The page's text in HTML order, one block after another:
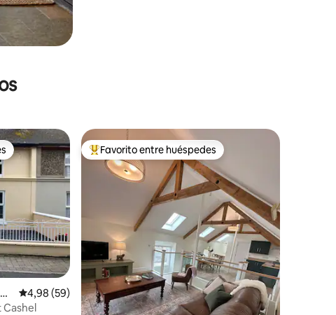
más destacados
Calificación promedio: 4,98 de 5. 59 evaluaciones
4,98 (59)
Cashel
Favorito entre los huéspedes más destacados
Favorito entre huéspedes